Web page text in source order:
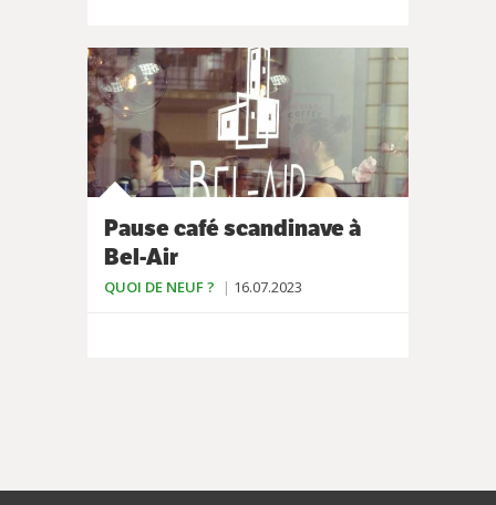
Pause café scandinave à
Bel-Air
QUOI DE NEUF ? 16.07.2023